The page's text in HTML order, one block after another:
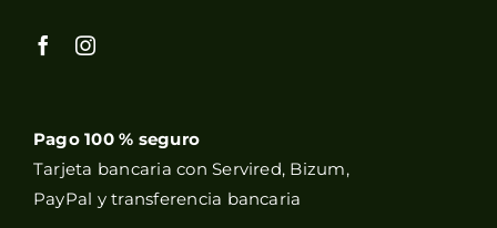
Pago 100 % seguro
Tarjeta bancaria con Servired, Bizum,
PayPal y transferencia bancaria